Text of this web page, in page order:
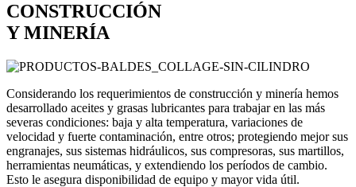
CONSTRUCCIÓN
Y MINERÍA
Considerando los requerimientos de construcción y minería hemos
desarrollado aceites y grasas lubricantes para trabajar en las más
severas condiciones: baja y alta temperatura, variaciones de
velocidad y fuerte contaminación, entre otros; protegiendo mejor sus
engranajes, sus sistemas hidráulicos, sus compresoras, sus martillos,
herramientas neumáticas, y extendiendo los períodos de cambio.
Esto le asegura disponibilidad de equipo y mayor vida útil.